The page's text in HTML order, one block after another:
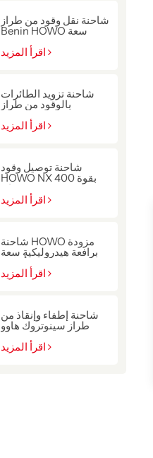
شاحنة نقل وقود من طراز
Benin HOWO سعة
اقرأ المزيد
شاحنة تزويد الطائرات
بالوقود من طراز
سينوتروك هوو ذات الدفع
8x4
اقرأ المزيد
شاحنة توصيل وقود
HOWO NX بقوة 400
حصان
اقرأ المزيد
شاحنة HOWO مزودة
برافعة هيدروليكية سعة
اقرأ المزيد
شاحنة إطفاء وإنقاذ من
طراز سينوتروك هاوو
للشرطة
اقرأ المزيد